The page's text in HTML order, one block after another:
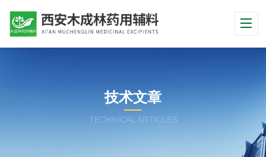
技术文章
TECHNICAL ARTICLES